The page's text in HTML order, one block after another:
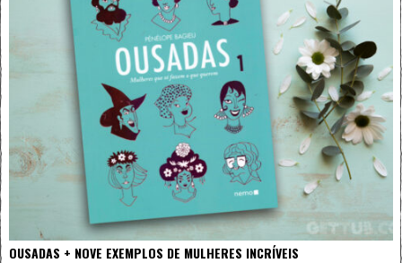
OUSADAS + NOVE EXEMPLOS DE MULHERES INCRÍVEIS